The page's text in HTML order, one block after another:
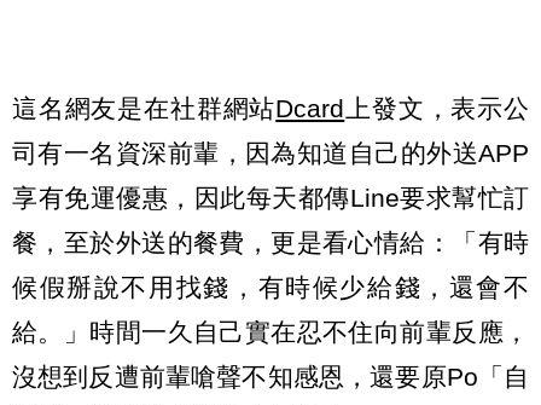
這名網友是在社群網站Dcard 上發文，表示公
司有一名資深前輩，因為知道自己的外送APP
享有免運優惠，因此每天都傳Line要求幫忙訂
餐，至於外送的餐費，更是看心情給：「有時
候假掰說不用找錢，有時候少給錢，還會不
給。」時間一久自己實在忍不住向前輩反應，
沒想到反遭前輩嗆聲不知感恩，還要原Po「自